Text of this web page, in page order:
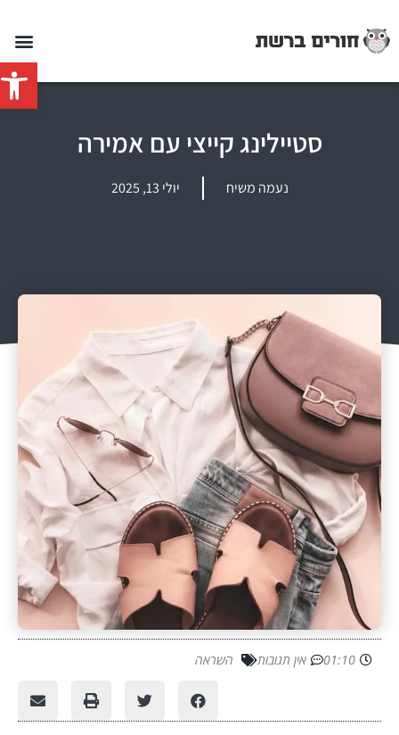
פתח
סטיילינג קייצי עם אמירה
נעמה משיח יולי 13, 2025
01:10 אין תגובות השראה